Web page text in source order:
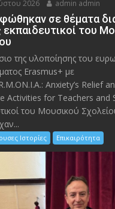
2026 admin admin
σε θέματα
εκπαιδευτικοί του
της υλοποίησης του
Erasmus+ με
Anxiety’s Relief
Activities for Teachers and
του Μουσικού
Ιστορίες Επικαιρότητα